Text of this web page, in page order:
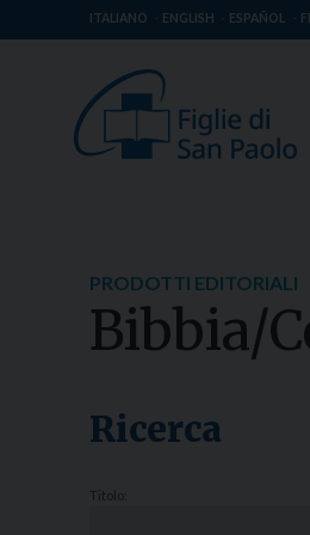
ITALIANO ENGLISH ESPAÑOL
PRODOTTI EDITORIALI
Bibbia/
Ricerca
Titolo: